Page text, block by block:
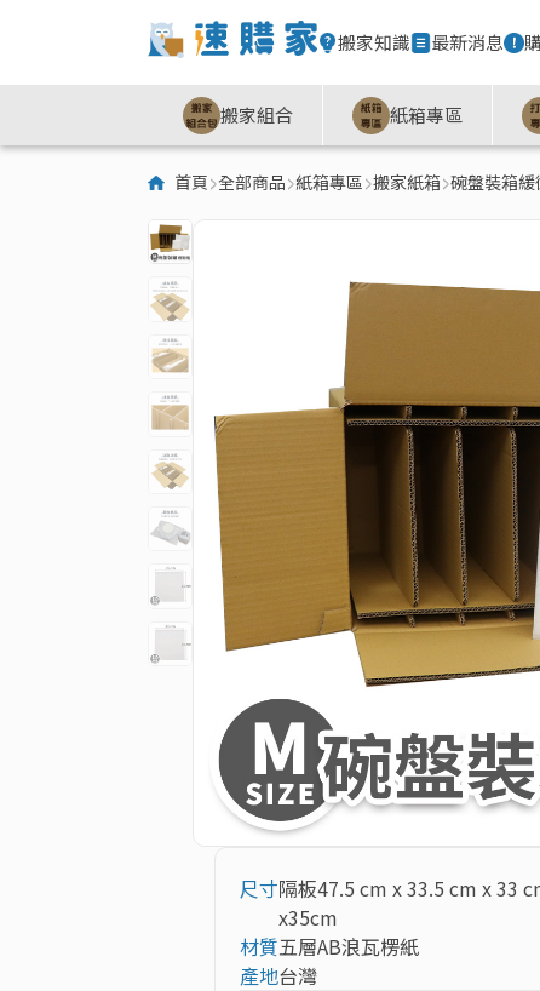
搬家知識 最新消息
搬家組合 紙箱專區
首頁 全部商品 紙箱專區 搬家紙箱 碗盤裝箱緩
尺寸隔板47.5 cm x 33.5 cm x 33
x35cm
材質五層AB浪瓦楞紙
產地台灣